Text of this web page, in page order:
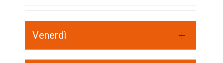
Venerdì